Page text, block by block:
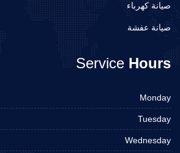
صيانة كهرباء
صيانة عفشة
Service Hours
Monday
Tuesday
Wednesday